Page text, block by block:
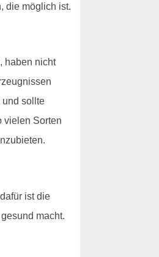
die möglich ist.
haben nicht
und sollte
vielen Sorten
ist die
macht.